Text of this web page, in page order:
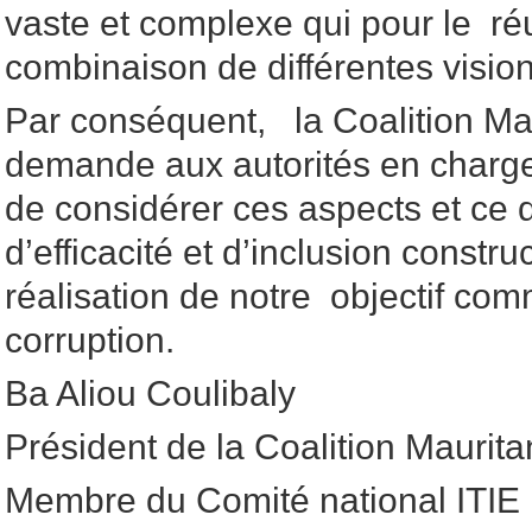
vaste et complexe qui pour le
combinaison de différentes
Par conséquent, la Coalition
demande aux autorités en
de considérer ces aspects et ce
d’efficacité et d’inclusion
réalisation de notre objectif
corruption.
Ba Aliou Coulibaly
Président de la Coalition
Membre du Comité national ITIE